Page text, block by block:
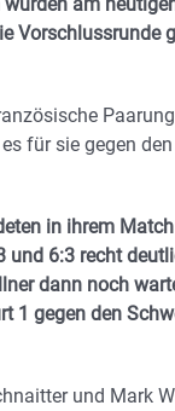
für sie gegen
in ihrem
6:3 recht
dann noch
1 gegen den
und Mark